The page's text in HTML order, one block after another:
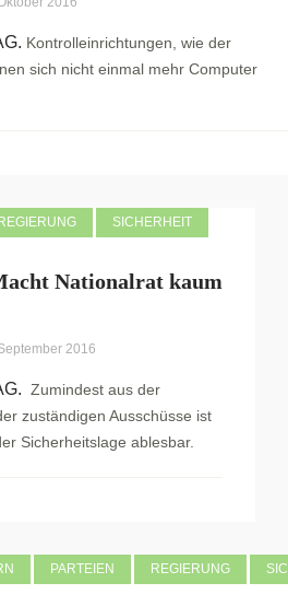
Kontrolleinrichtungen, wie der
sich nicht einmal mehr Computer
REGIERUNG SICHERHEIT
Nationalrat kaum
2016
Zumindest aus der
zuständigen Ausschüsse ist
Sicherheitslage ablesbar.
PARTEIEN REGIERUNG